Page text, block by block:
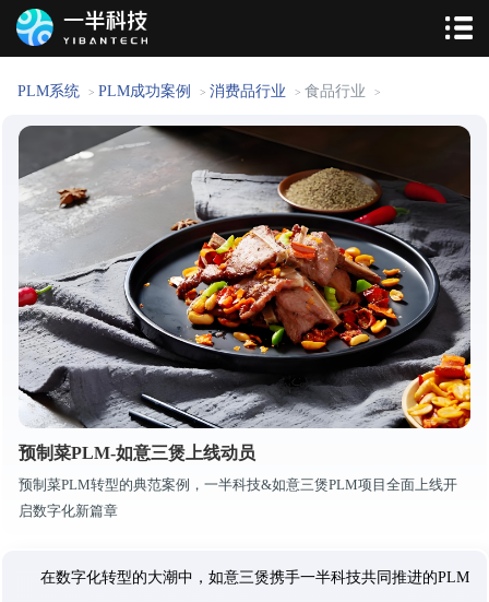
PLM系统 > PLM成功案例 > 消费品行业 > 食品行业 >
预制菜PLM-如意三煲上线动员
预制菜PLM转型的典范案例，一半科技&如意三煲PLM项目全面上线开
启数字化新篇章
在数字化转型的大潮中，如意三煲携手一半科技共同推进的PLM